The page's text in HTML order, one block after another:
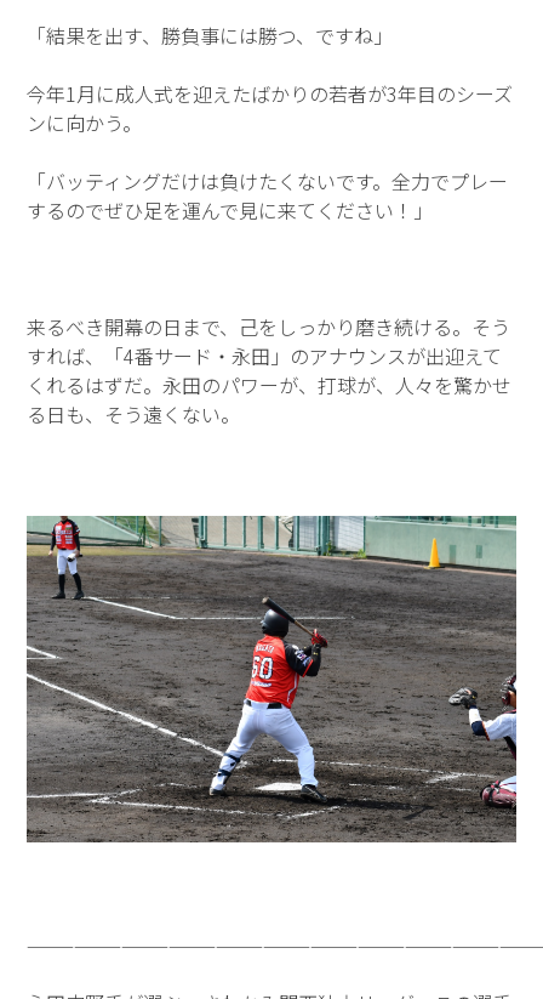
「結果を出す、勝負事には勝つ、ですね」
今年1月に成人式を迎えたばかりの若者が3年目のシーズ
ンに向かう。
「バッティングだけは負けたくないです。全力でプレー
するのでぜひ足を運んで見に来てください！」
来るべき開幕の日まで、己をしっかり磨き続ける。そう
すれば、「4番サード・永田」のアナウンスが出迎えて
くれるはずだ。永田のパワーが、打球が、人々を驚かせ
る日も、そう遠くない。